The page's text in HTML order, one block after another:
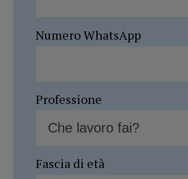
Numero WhatsApp
Professione
Fascia di età